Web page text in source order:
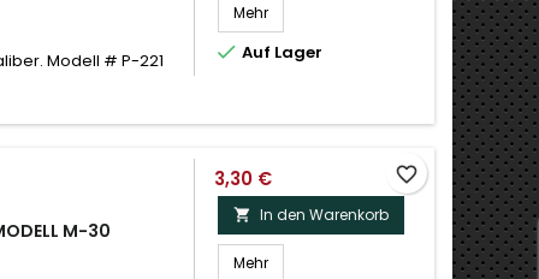
Modell # P-221
Mehr
 Auf Lager
M-30
3,30 €
 In den Warenkorb
Mehr
favorite_border